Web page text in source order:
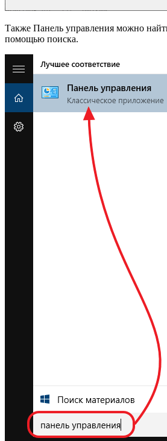
Также Панель управления можно
помощью поиска.